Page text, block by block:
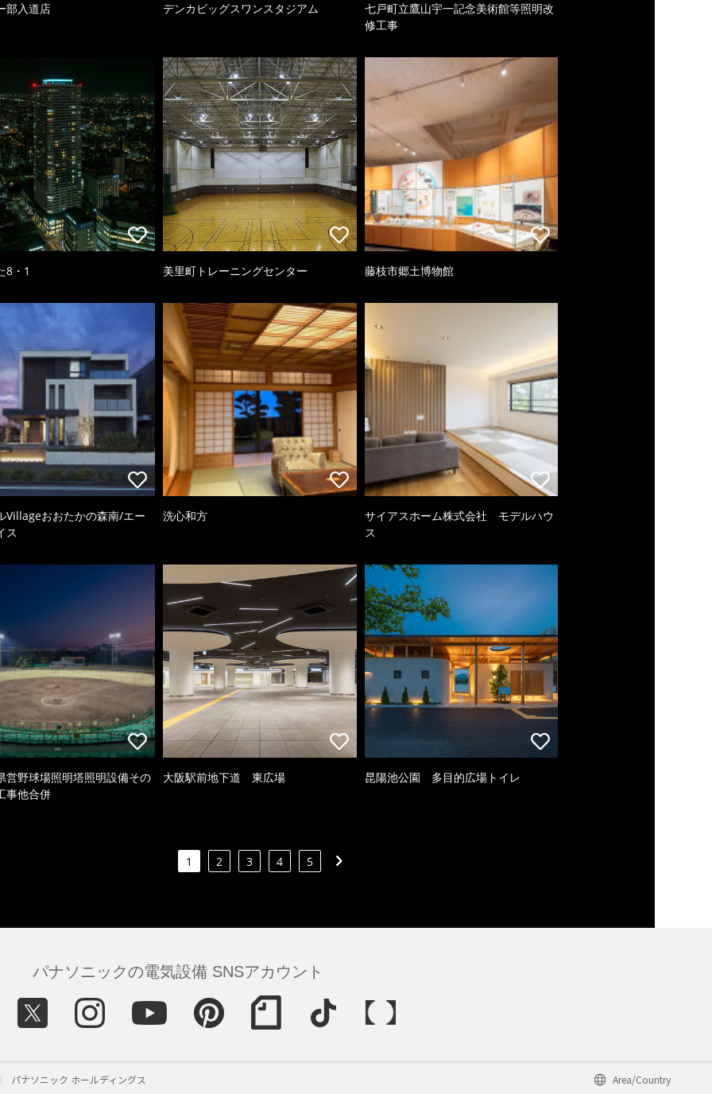
部入道店 デンカビッグスワンスタジアム
七戸町立鷹山宇一記念美術館等照明改
修工事
8・1 美里町トレーニングセンター 藤枝市郷土博物館
Villageおおたかの森南/エー
ス
洗心和方
サイアスホーム株式会社 モデルハウ
ス
営野球場照明塔照明設備その
事他合併
大阪駅前地下道 東広場 昆陽池公園 多目的広場トイレ
1 2 3 4 5
パナソニックの電気設備 SNSアカウント
パナソニック ホールディングス Area/Country